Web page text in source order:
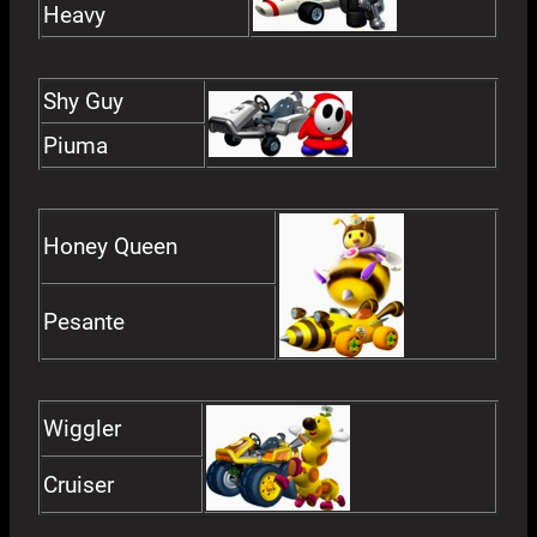
Heavy
Shy Guy
Piuma
Honey Queen
Pesante
Wiggler
Cruiser